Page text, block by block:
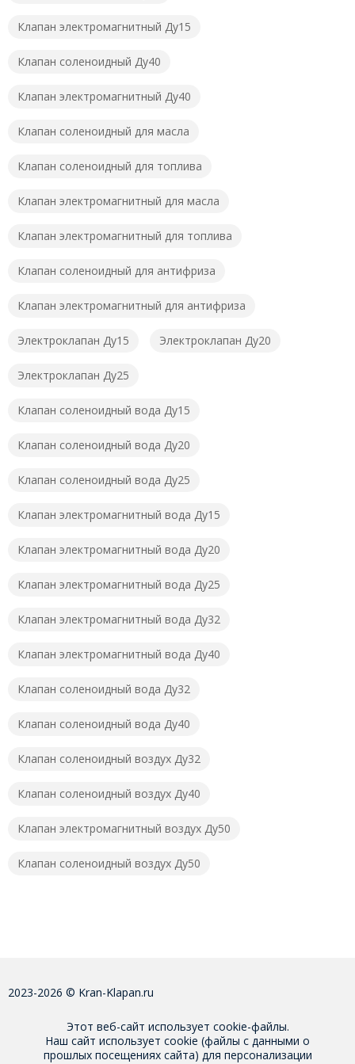
Клапан электромагнитный Ду15
Клапан соленоидный Ду40
Клапан электромагнитный Ду40
Клапан соленоидный для масла
Клапан соленоидный для топлива
Клапан электромагнитный для масла
Клапан электромагнитный для топлива
Клапан соленоидный для антифриза
Клапан электромагнитный для антифриза
Электроклапан Ду15 Электроклапан Ду20
Электроклапан Ду25
Клапан соленоидный вода Ду15
Клапан соленоидный вода Ду20
Клапан соленоидный вода Ду25
Клапан электромагнитный вода Ду15
Клапан электромагнитный вода Ду20
Клапан электромагнитный вода Ду25
Клапан электромагнитный вода Ду32
Клапан электромагнитный вода Ду40
Клапан соленоидный вода Ду32
Клапан соленоидный вода Ду40
Клапан соленоидный воздух Ду32
Клапан соленоидный воздух Ду40
Клапан электромагнитный воздух Ду50
Клапан соленоидный воздух Ду50
2023-2026 © Kran-Klapan.ru
Этот веб-сайт использует cookie-файлы.
Наш сайт использует cookie (файлы с данными о
прошлых посещениях сайта) для персонализации